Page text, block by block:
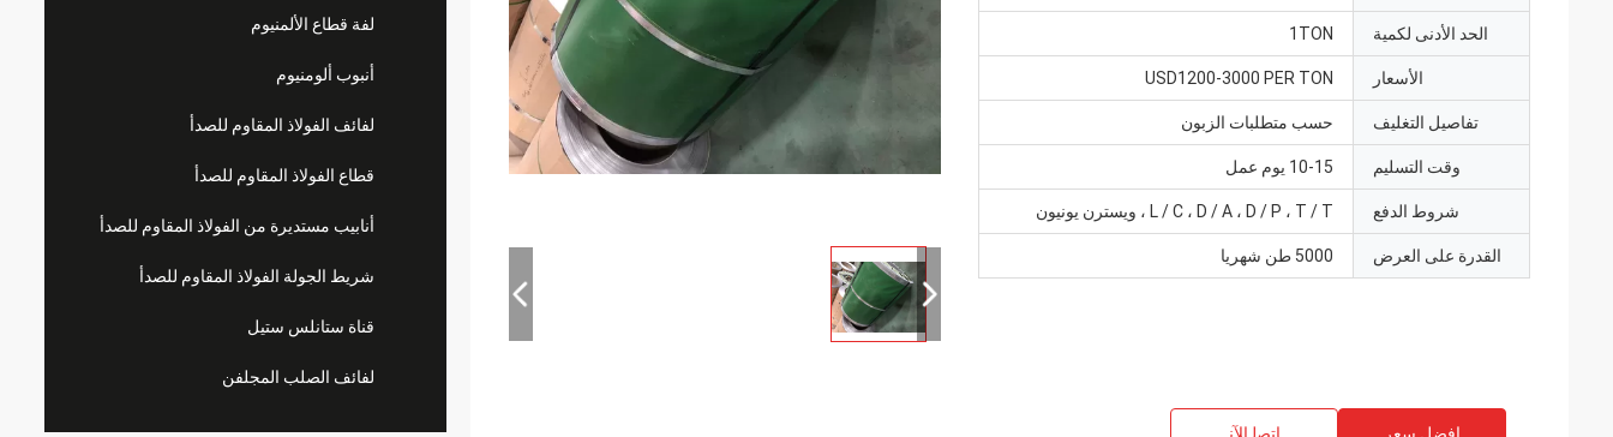
لفة قطاع الألمنيوم
أنبوب ألومنيوم
لفائف الفولاذ المقاوم للصدأ
قطاع الفولاذ المقاوم للصدأ
أنابيب مستديرة من الفولاذ المقاوم للصدأ
شريط الجولة الفولاذ المقاوم للصدأ
قناة ستانلس ستيل
لفائف الصلب المجلفن
الحد الأدنى لكمية 1TON
الأسعار USD1200-3000 PER TON
تفاصيل التغليف حسب متطلبات الزبون
وقت التسليم 10-15 يوم عمل
شروط الدفع L / C ، D / A ، D / P ، T / T ، ويسترن يونيون
القدرة على العرض 5000 طن شهريا